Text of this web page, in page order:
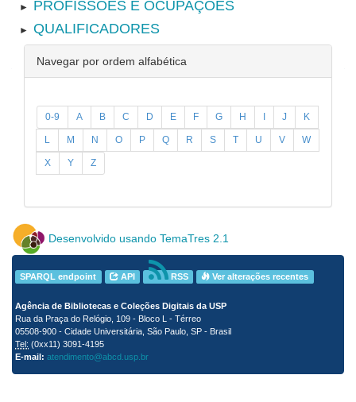
► PROFISSÕES E OCUPAÇÕES
► QUALIFICADORES
Navegar por ordem alfabética
0-9 A B C D E F G H I J K
L M N O P Q R S T U V W
X Y Z
Desenvolvido usando TemaTres 2.1
SPARQL endpoint API RSS Ver alterações recentes
Agência de Bibliotecas e Coleções Digitais da USP
Rua da Praça do Relógio, 109 - Bloco L - Térreo
05508-900 - Cidade Universitária, São Paulo, SP - Brasil
Tel: (0xx11) 3091-4195
E-mail: atendimento@abcd.usp.br